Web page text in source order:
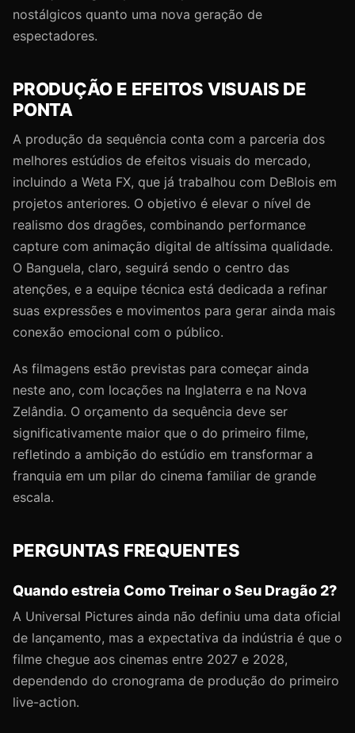
nostálgicos quanto uma nova geração de
espectadores.
PRODUÇÃO E EFEITOS VISUAIS DE
PONTA
A produção da sequência conta com a parceria dos
melhores estúdios de efeitos visuais do mercado,
incluindo a Weta FX, que já trabalhou com DeBlois em
projetos anteriores. O objetivo é elevar o nível de
realismo dos dragões, combinando performance
capture com animação digital de altíssima qualidade.
O Banguela, claro, seguirá sendo o centro das
atenções, e a equipe técnica está dedicada a refinar
suas expressões e movimentos para gerar ainda mais
conexão emocional com o público.
As filmagens estão previstas para começar ainda
neste ano, com locações na Inglaterra e na Nova
Zelândia. O orçamento da sequência deve ser
significativamente maior que o do primeiro filme,
refletindo a ambição do estúdio em transformar a
franquia em um pilar do cinema familiar de grande
escala.
PERGUNTAS FREQUENTES
Quando estreia Como Treinar o Seu Dragão 2?
A Universal Pictures ainda não definiu uma data oficial
de lançamento, mas a expectativa da indústria é que o
filme chegue aos cinemas entre 2027 e 2028,
dependendo do cronograma de produção do primeiro
live-action.